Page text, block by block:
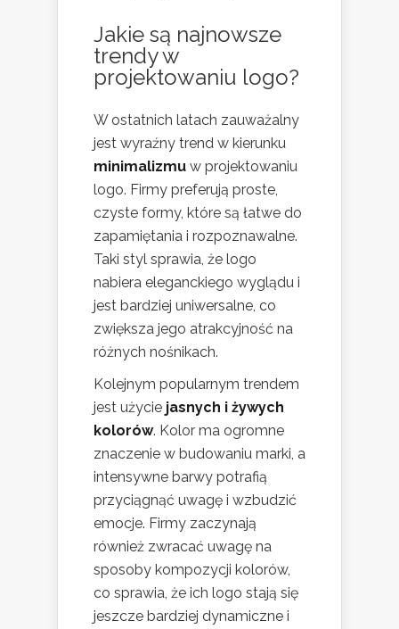
Jakie są najnowsze
trendy w
projektowaniu logo?
W ostatnich latach zauważalny
jest wyraźny trend w kierunku
minimalizmu w projektowaniu
logo. Firmy preferują proste,
czyste formy, które są łatwe do
zapamiętania i rozpoznawalne.
Taki styl sprawia, że logo
nabiera eleganckiego wyglądu i
jest bardziej uniwersalne, co
zwiększa jego atrakcyjność na
różnych nośnikach.
Kolejnym popularnym trendem
jest użycie jasnych i żywych
kolorów. Kolor ma ogromne
znaczenie w budowaniu marki, a
intensywne barwy potrafią
przyciągnąć uwagę i wzbudzić
emocje. Firmy zaczynają
również zwracać uwagę na
sposoby kompozycji kolorów,
co sprawia, że ich logo stają się
jeszcze bardziej dynamiczne i